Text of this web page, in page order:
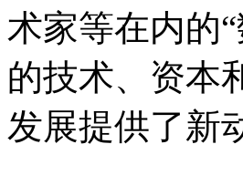
术家等在内的
的技术、资本
发展提供了新